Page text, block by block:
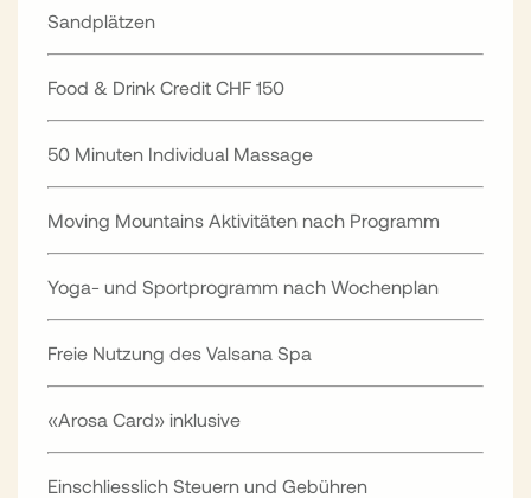
Sandplätzen
Food & Drink Credit CHF 150
50 Minuten Individual Massage
Moving Mountains Aktivitäten nach Programm
Yoga- und Sportprogramm nach Wochenplan
Freie Nutzung des Valsana Spa
«Arosa Card» inklusive
Einschliesslich Steuern und Gebühren